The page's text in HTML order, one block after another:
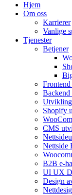
Hjem
Om oss
Karrierer
Vanlige
Tjenester
Betjener
Utvikling
Shopify
CMS
Nettside
B2B e-
UI UX
Design